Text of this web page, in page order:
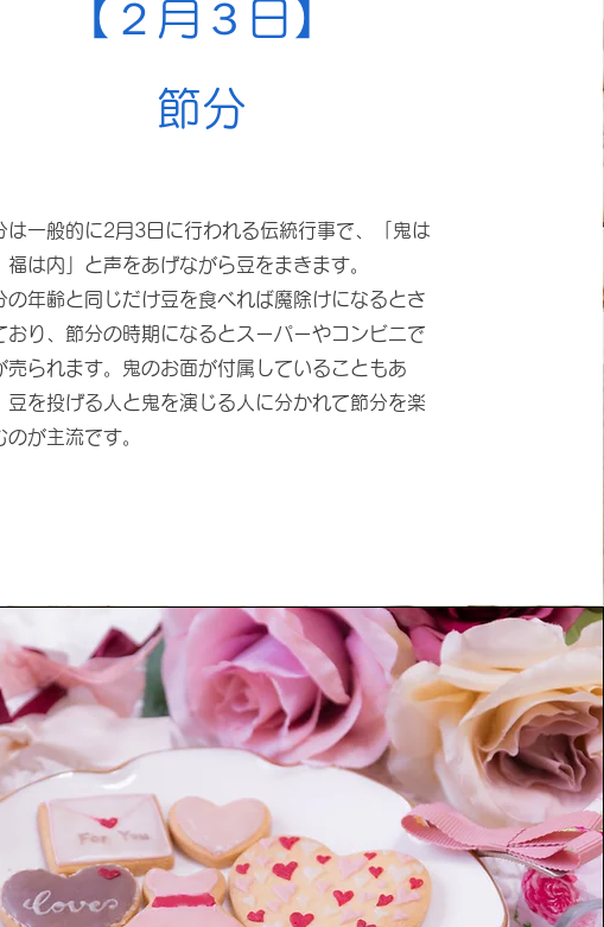
【２月３日】
​節分
は一般的に2月3日に行われる伝統行事で、「鬼は
福は内」と声をあげながら豆をまきます。
の年齢と同じだけ豆を食べれば魔除けになるとさ
おり、節分の時期になるとスーパーやコンビニで
売られます。鬼のお面が付属していることもあ
豆を投げる人と鬼を演じる人に分かれて節分を楽
のが主流です。